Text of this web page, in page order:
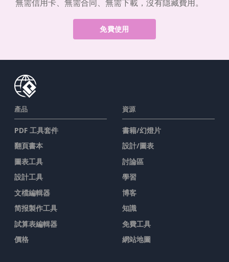
無需信用卡、無需合同、無需下載，沒有隱藏費用。
免費使用
產品
PDF 工具套件
翻頁書本
圖表工具
設計工具
文檔編輯器
简报製作工具
試算表編輯器
價格
資源
書籍/幻燈片
設計/圖表
討論區
學習
博客
知識
免費工具
網站地圖